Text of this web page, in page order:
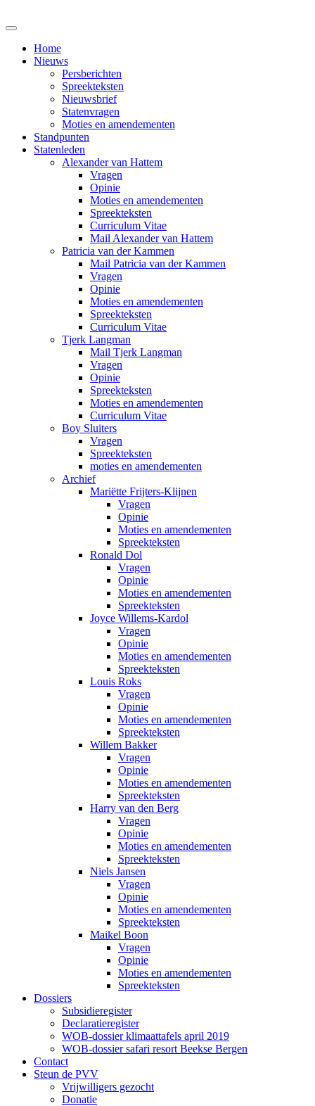
Home
Nieuws
Persberichten
Spreekteksten
Nieuwsbrief
Statenvragen
Moties en amendementen
Standpunten
Statenleden
Alexander van Hattem
Vragen
Opinie
Moties en amendementen
Spreekteksten
Curriculum Vitae
Mail Alexander van Hattem
Patricia van der Kammen
Mail Patricia van der Kammen
Vragen
Opinie
Moties en amendementen
Spreekteksten
Curriculum Vitae
Tjerk Langman
Mail Tjerk Langman
Vragen
Opinie
Spreekteksten
Moties en amendementen
Curriculum Vitae
Boy Sluiters
Vragen
Spreekteksten
moties en amendementen
Archief
Mariëtte Frijters-Klijnen
Vragen
Opinie
Moties en amendementen
Spreekteksten
Ronald Dol
Vragen
Opinie
Moties en amendementen
Spreekteksten
Joyce Willems-Kardol
Vragen
Opinie
Moties en amendementen
Spreekteksten
Louis Roks
Vragen
Opinie
Moties en amendementen
Spreekteksten
Willem Bakker
Vragen
Opinie
Moties en amendementen
Spreekteksten
Harry van den Berg
Vragen
Opinie
Moties en amendementen
Spreekteksten
Niels Jansen
Vragen
Opinie
Moties en amendementen
Spreekteksten
Maikel Boon
Vragen
Opinie
Moties en amendementen
Spreekteksten
Dossiers
Subsidieregister
Declaratieregister
WOB-dossier klimaattafels april 2019
WOB-dossier safari resort Beekse Bergen
Contact
Steun de PVV
Vrijwilligers gezocht
Donatie